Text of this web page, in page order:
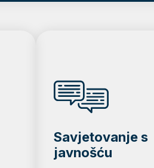
Savjetovanje s
javnošću